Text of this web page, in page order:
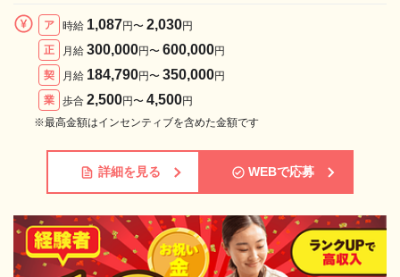
ア 時給 1,087円〜 2,030円
正
月給 300,000円〜 600,000円
契
月給 184,790円〜 350,000円
業
歩合 2,500円〜 4,500円
※最高金額はインセンティブを含めた金額です
詳細を見る WEBで応募